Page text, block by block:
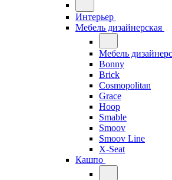
Интерьер
Мебель дизайнерская
Мебель
Bonny
Brick
Cosmopolitan
Grace
Hoop
Smable
Smoov
Smoov Line
X-Seat
Кашпо